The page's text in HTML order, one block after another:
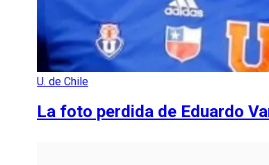
U. de Chile
La foto perdida de Eduardo